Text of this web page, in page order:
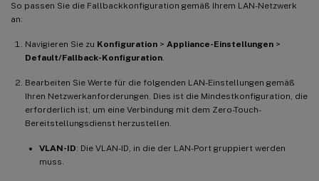
So passen Sie die Fallbackkonfiguration gemäß Ihrem LAN-Netzwerk
an:
Navigieren Sie zu Konfiguration > Appliance-Einstellungen >
Default/Fallback-Konfiguration.
Bearbeiten Sie Werte für die folgenden LAN-Einstellungen gemäß
Ihren Netzwerkanforderungen. Dies ist die Mindestkonfiguration, die
erforderlich ist, um eine Verbindung mit dem Zero-Touch-
Bereitstellungsdienst herzustellen.
VLAN-ID: Die VLAN-ID, in die der LAN-Port gruppiert werden
muss.